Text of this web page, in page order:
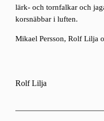
lärk- och tornfalkar och
korsnäbbar i luften.
Mikael Persson, Rolf Lilja
Rolf Lilja